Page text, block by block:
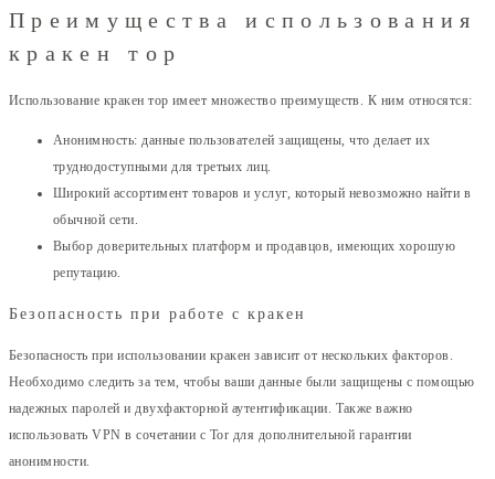
Преимущества использования
кракен тор
Использование кракен тор имеет множество преимуществ. К ним относятся:
Анонимность: данные пользователей защищены, что делает их
труднодоступными для третьих лиц.
Широкий ассортимент товаров и услуг, который невозможно найти в
обычной сети.
Выбор доверительных платформ и продавцов, имеющих хорошую
репутацию.
Безопасность при работе с кракен
Безопасность при использовании кракен зависит от нескольких факторов.
Необходимо следить за тем, чтобы ваши данные были защищены с помощью
надежных паролей и двухфакторной аутентификации. Также важно
использовать VPN в сочетании с Tor для дополнительной гарантии
анонимности.